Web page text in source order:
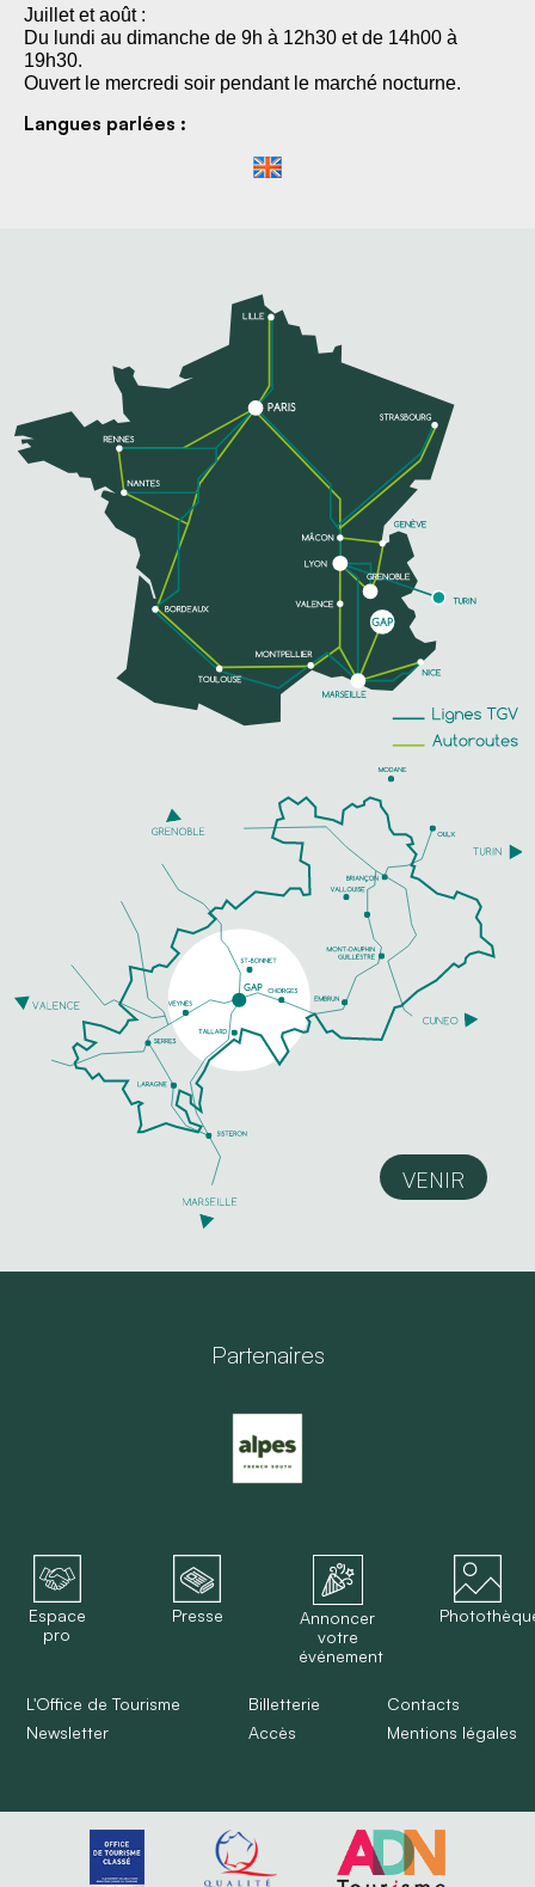
Juillet et août :
Du lundi au dimanche de 9h à 12h30 et de 14h00 à
19h30.
Ouvert le mercredi soir pendant le marché nocturne.
Langues parlées :
VENIR
Partenaires
Espace
pro
Presse
Annoncer
votre
événement
L'Office de Tourisme
Newsletter
Billetterie
Accès
Contacts
Mentions légales